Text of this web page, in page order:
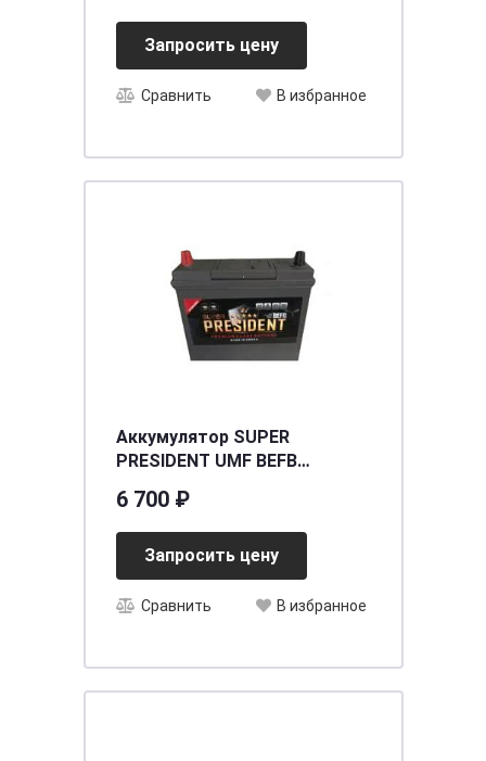
Запросить цену
Сравнить В избранное
Аккумулятор SUPER
PRESIDENT UMF BEFB
[д234ш127в220/500]
6 700 ₽
Запросить цену
Сравнить В избранное